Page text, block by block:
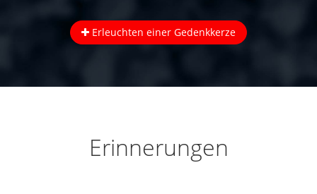
Erleuchten einer Gedenkkerze
Erinnerungen